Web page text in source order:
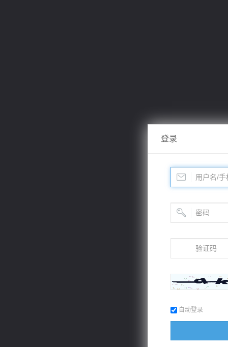
登录
自动登录